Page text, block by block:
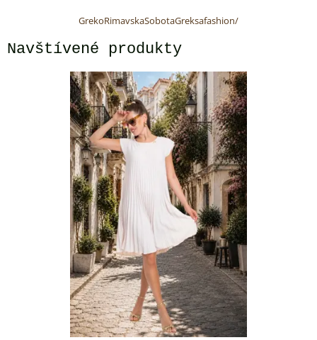
GrekoRimavskaSobotaGreksafashion/
Navštívené produkty